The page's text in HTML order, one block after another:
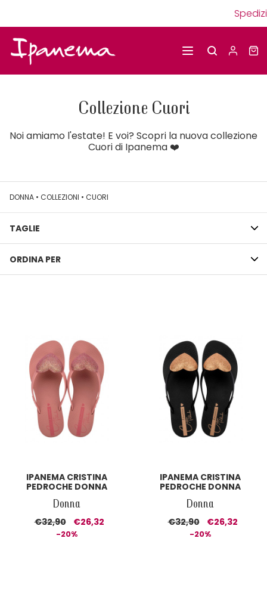
Collezione Cuori
Noi amiamo l'estate! E voi? Scopri la nuova collezione
Cuori di Ipanema ❤️
DONNA • COLLEZIONI • CUORI
TAGLIE
ORDINA PER
IPANEMA CRISTINA
PEDROCHE DONNA
Donna
€32,90 €26,32
-20%
IPANEMA CRISTINA
PEDROCHE DONNA
Donna
€32,90 €26,32
-20%